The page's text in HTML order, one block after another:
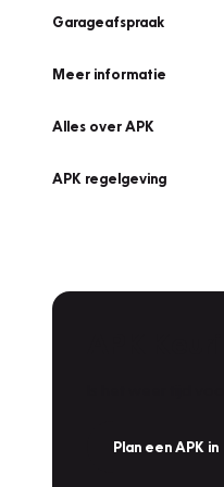
Garageafspraak
Meer informatie
Alles over APK
APK regelgeving
Plan een APK in